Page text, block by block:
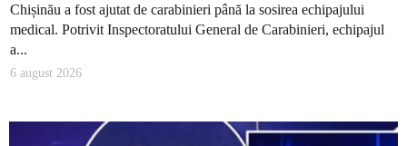
Chișinău a fost ajutat de carabinieri până la sosirea echipajului
medical. Potrivit Inspectoratului General de Carabinieri, echipajul
a...
6 august 2026